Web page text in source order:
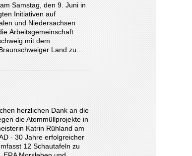
Samstag, den 9. Juni in
Initiativen auf
und Niedersachsen
Arbeitsgemeinschaft
mit dem
Land zu…
herzlichen Dank an die
die Atommüllprojekte in
Katrin Rühland am
- 30 Jahre erfolgreicher
12 Schautafeln zu